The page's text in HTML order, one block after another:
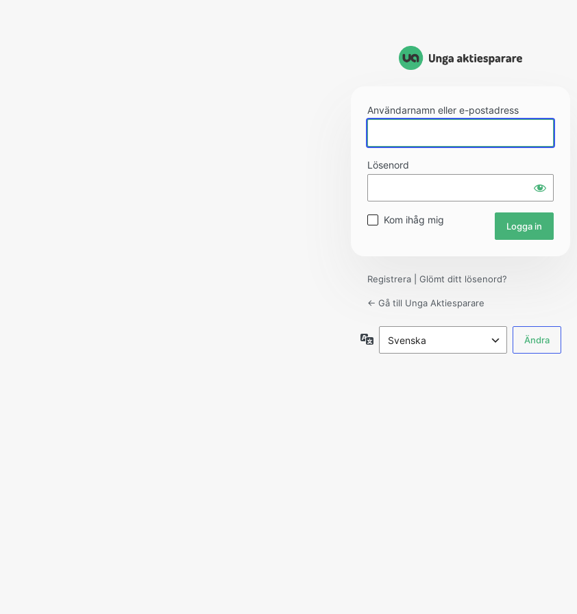
Användarnamn eller e-postadress
Lösenord
Kom ihåg mig
Registrera Glömt ditt lösenord?
← Gå till Unga Aktiesparare
Språk